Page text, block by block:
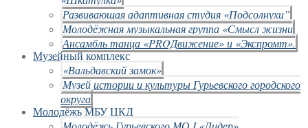
Развивающая адаптивная студия «Подсолнухи”
Молодёжная музыкальная группа «Смысл жизни
Ансамбль танца «PROДвижение» и «Экспромт».
Музейный комплекс
«Вальдавский замок»
Музей истории и культуры Гурьевского городского
округа
Молодёжь МБУ ЦКД